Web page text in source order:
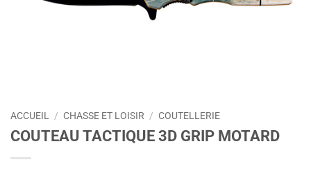
ACCUEIL / CHASSE ET LOISIR / COUTELLERIE
COUTEAU TACTIQUE 3D GRIP MOTARD